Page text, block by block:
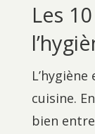
Les
cuisine.
bien